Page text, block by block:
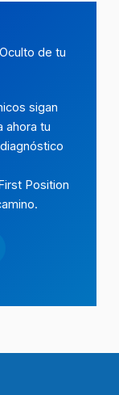
de tu
sigan
ahora tu
Position